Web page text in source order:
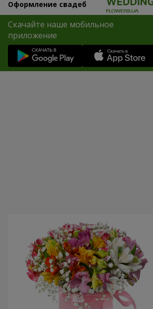
Оформление свадеб
Скачайте наше мобильное
приложение